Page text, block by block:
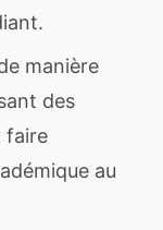
manière
des
faire
au